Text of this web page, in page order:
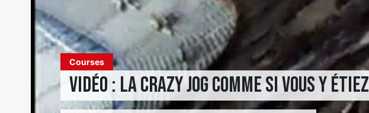
Courses
Vidéo : La crazy jog comme si vous y étiez